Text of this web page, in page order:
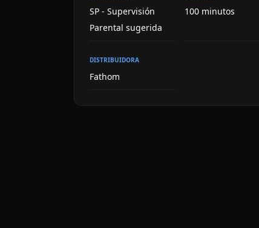
SP - Supervisión
Parental sugerida
100 minutos
DISTRIBUIDORA
Fathom